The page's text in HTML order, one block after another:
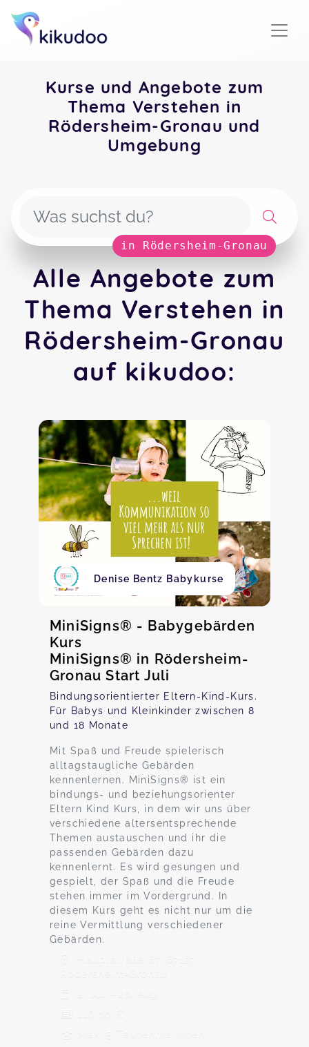
Kurse und Angebote zum
Thema Verstehen in
Rödersheim-Gronau und
Umgebung
in Rödersheim-Gronau
Alle Angebote zum
Thema Verstehen in
Rödersheim-Gronau
auf kikudoo:
Denise Bentz Babykurse
MiniSigns® - Babygebärden
Kurs
MiniSigns® in Rödersheim-
Gronau Start Juli
Bindungsorientierter Eltern-Kind-Kurs.
Für Babys und Kleinkinder zwischen 8
und 18 Monate
Mit Spaß und Freude spielerisch
alltagstaugliche Gebärden
kennenlernen. MiniSigns® ist ein
bindungs- und beziehungsorienter
Eltern Kind Kurs, in dem wir uns über
verschiedene altersentsprechende
Themen austauschen und ihr die
passenden Gebärden dazu
kennenlernt. Es wird gesungen und
gespielt, der Spaß und die Freude
stehen immer im Vordergrund. In
diesem Kurs geht es nicht nur um die
reine Vermittlung verschiedener
Gebärden.
Hauptstraße 67, 67127
Rödersheim-Gronau
1. Jul - 26. Aug
116,00 €
Max. 5 TeilnehmerInnen